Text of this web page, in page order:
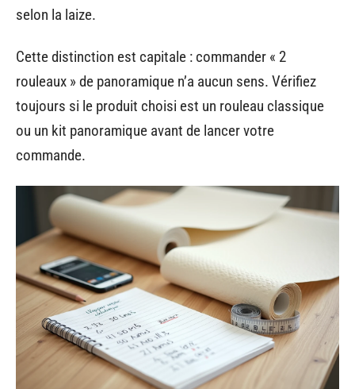
selon la laize.
Cette distinction est capitale : commander « 2
rouleaux » de panoramique n’a aucun sens. Vérifiez
toujours si le produit choisi est un rouleau classique
ou un kit panoramique avant de lancer votre
commande.